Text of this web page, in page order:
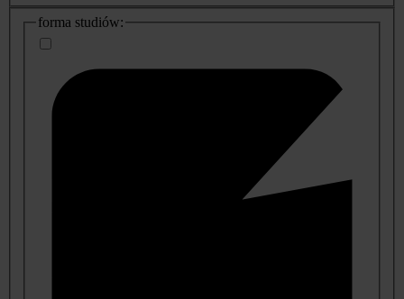
dodatkowe
informacje
forma studiów: